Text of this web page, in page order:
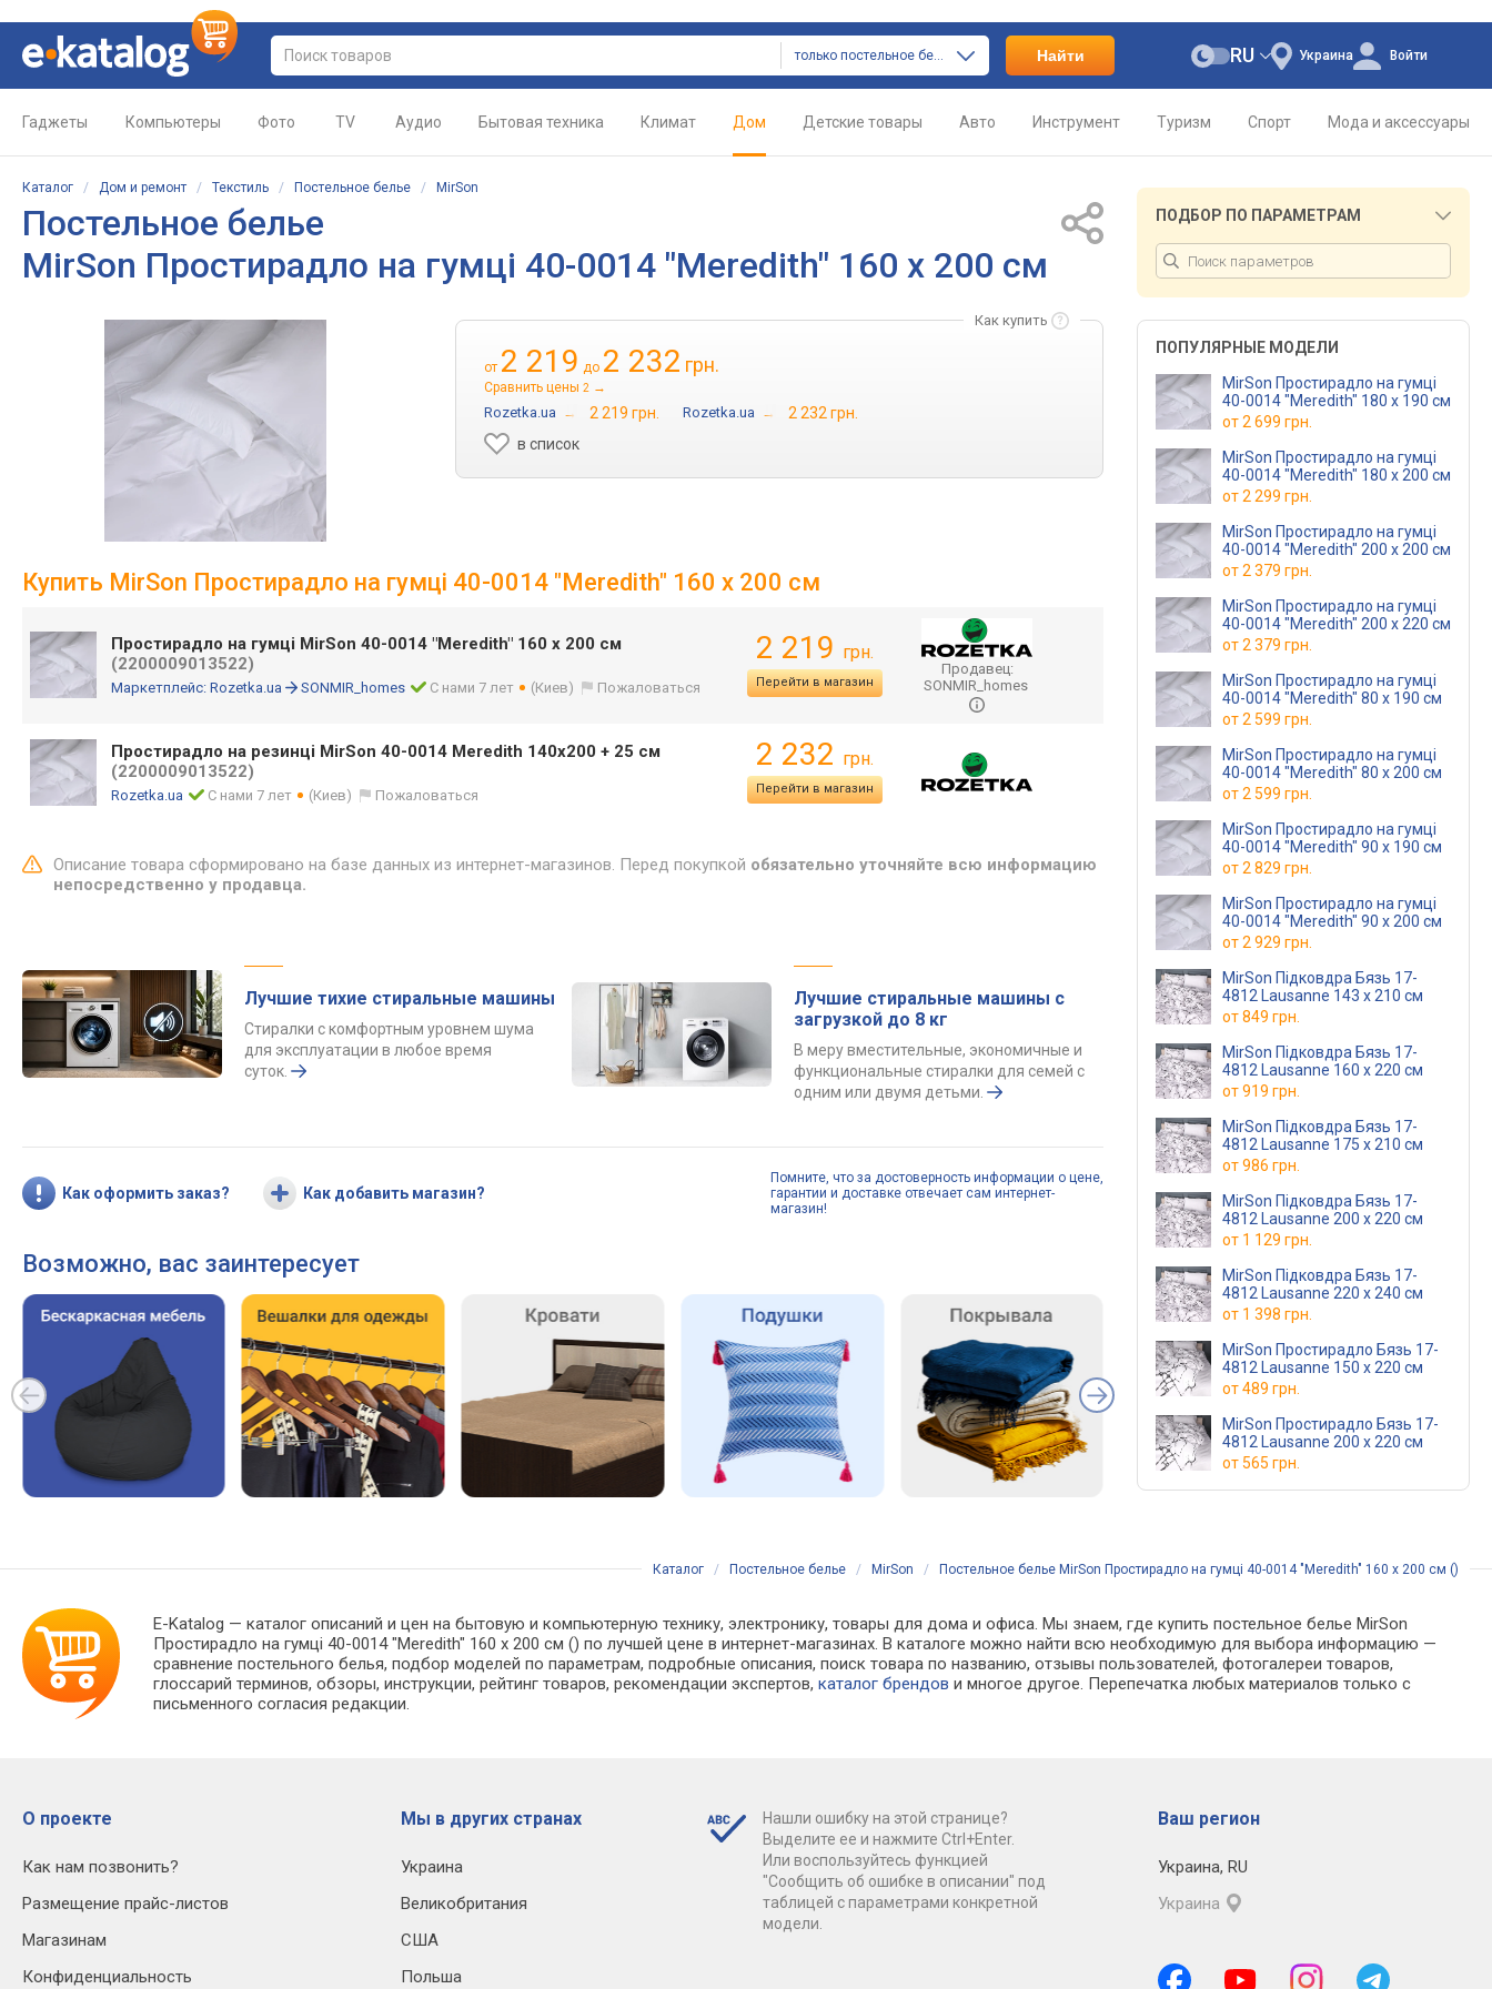
только постельное белье Найти Украина
RU Войти
Гаджеты Компьютеры Фото TV Аудио Бытовая техника Климат Дом Детские товары Авто Инструмент Туризм Спорт Мода и аксессуары
Каталог / Дом и ремонт / Текстиль / Постельное белье / MirSon
Постельное белье
MirSon Простирадло на гумці 40-0014 "Meredith" 160 х 200 см
Как купить
от 2 219 до 2 232 грн.
Сравнить цены 2 →
Rozetka.ua → 2 219 грн. Rozetka.ua →
2 232 грн.
в список
Купить MirSon Простирадло на гумці 40-0014 "Meredith" 160 х 200 см
Простирадло на гумці MirSon 40-0014 "Meredith" 160 х 200 см
(2200009013522)
Маркетплейс: Rozetka.ua SONMIR_homes С нами 7 лет (Киев) Пожаловаться
2 219 грн.
Перейти в магазин
Продавец:
SONMIR_homes
Простирадло на резинці MirSon 40-0014 Meredith 140х200 + 25 см
(2200009013522)
Rozetka.ua С нами 7 лет (Киев) Пожаловаться
2 232 грн.
Перейти в магазин
Описание товара сформировано на базе данных из интернет-магазинов. Перед покупкой обязательно уточняйте всю информацию
непосредственно у продавца.
Лучшие тихие стиральные машины
Стиралки с комфортным уровнем шума
для эксплуатации в любое время
суток.
Лучшие стиральные машины с
загрузкой до 8 кг
В меру вместительные, экономичные и
функциональные стиралки для семей с
одним или двумя детьми.
Как оформить заказ? Как добавить магазин?
Помните, что за достоверность информации о цене,
гарантии и доставке отвечает сам интернет-
магазин!
Возможно, вас заинтересует
ПОДБОР ПО ПАРАМЕТРАМ
ПОПУЛЯРНЫЕ МОДЕЛИ
MirSon Простирадло на гумці
40-0014 "Meredith" 180 х 190 см
от2 699 грн.
MirSon Простирадло на гумці
40-0014 "Meredith" 180 х 200 см
от2 299 грн.
MirSon Простирадло на гумці
40-0014 "Meredith" 200 х 200 см
от2 379 грн.
MirSon Простирадло на гумці
40-0014 "Meredith" 200 х 220 см
от2 379 грн.
MirSon Простирадло на гумці
40-0014 "Meredith" 80 х 190 см
от2 599 грн.
MirSon Простирадло на гумці
40-0014 "Meredith" 80 х 200 см
от2 599 грн.
MirSon Простирадло на гумці
40-0014 "Meredith" 90 х 190 см
от2 829 грн.
MirSon Простирадло на гумці
40-0014 "Meredith" 90 х 200 см
от2 929 грн.
MirSon Підковдра Бязь 17-
4812 Lausanne 143 x 210 см
от849 грн.
MirSon Підковдра Бязь 17-
4812 Lausanne 160 x 220 см
от919 грн.
MirSon Підковдра Бязь 17-
4812 Lausanne 175 x 210 см
от986 грн.
MirSon Підковдра Бязь 17-
4812 Lausanne 200 x 220 см
от 1 129 грн.
MirSon Підковдра Бязь 17-
4812 Lausanne 220 x 240 см
от 1 398 грн.
MirSon Простирадло Бязь 17-
4812 Lausanne 150 х 220 см
от489 грн.
MirSon Простирадло Бязь 17-
4812 Lausanne 200 х 220 см
от565 грн.
Каталог / Постельное белье / MirSon / Постельное белье MirSon Простирадло на гумці 40-0014 "Meredith" 160 х 200 см ()
E-Katalog — каталог описаний и цен на бытовую и компьютерную технику, электронику, товары для дома и офиса. Мы знаем, где купить постельное белье MirSon
Простирадло на гумці 40-0014 "Meredith" 160 х 200 см () по лучшей цене в интернет-магазинах. В каталоге можно найти всю необходимую для выбора информацию —
сравнение постельного белья, подбор моделей по параметрам, подробные описания, поиск товара по названию, отзывы пользователей, фотогалереи товаров,
глоссарий терминов, обзоры, инструкции, рейтинг товаров, рекомендации экспертов,каталог брендов и многое другое. Перепечатка любых материалов только с
письменного согласия редакции.
О проекте
Как нам позвонить?
Размещение прайс-листов
Магазинам
Конфиденциальность
Мы в других странах
Украина
Великобритания
США
Польша
Нашли ошибку на этой странице?
Выделите ее и нажмите Ctrl+Enter.
Или воспользуйтесь функцией
"Сообщить об ошибке в описании" под
таблицей с параметрами конкретной
модели.
Ваш регион
Украина, RU
Украина